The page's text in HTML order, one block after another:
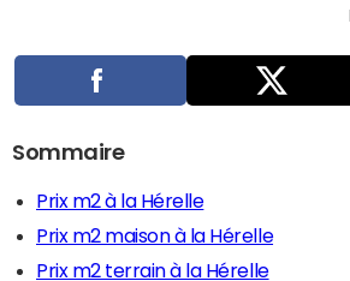
Sommaire
Prix m2 à la Hérelle
Prix m2 maison à la Hérelle
Prix m2 terrain à la Hérelle